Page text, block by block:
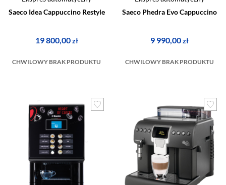
Saeco Idea Cappuccino Restyle
19 800,00zł
CHWILOWY BRAK PRODUKTU
Saeco Phedra Evo Cappuccino
9 990,00zł
CHWILOWY BRAK PRODUKTU